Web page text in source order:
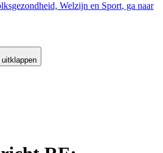
Welzijn en Sport, ga naar
uitklappen